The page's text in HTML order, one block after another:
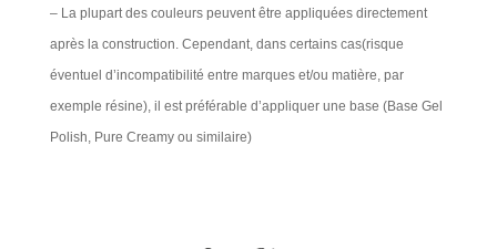
– La plupart des couleurs peuvent être appliquées directement
après la construction. Cependant, dans certains cas(risque
éventuel d’incompatibilité entre marques et/ou matière, par
exemple résine), il est préférable d’appliquer une base (Base Gel
Polish, Pure Creamy ou similaire)